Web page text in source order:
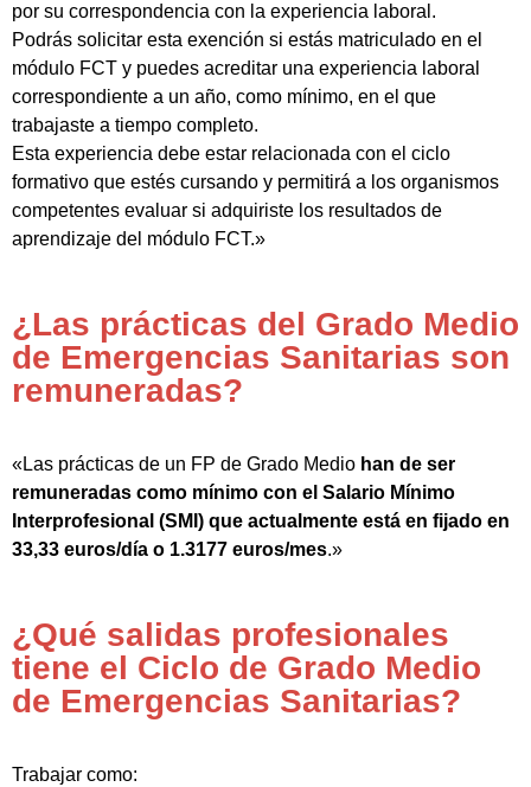
por su correspondencia con la experiencia laboral.
Podrás solicitar esta exención si estás matriculado en el
módulo FCT y puedes acreditar una experiencia laboral
correspondiente a un año, como mínimo, en el que
trabajaste a tiempo completo.
Esta experiencia debe estar relacionada con el ciclo
formativo que estés cursando y permitirá a los organismos
competentes evaluar si adquiriste los resultados de
aprendizaje del módulo FCT.»
¿Las prácticas del Grado Medio
de Emergencias Sanitarias son
remuneradas?
«Las prácticas de un FP de Grado Medio han de ser
remuneradas como mínimo con el Salario Mínimo
Interprofesional (SMI) que actualmente está en fijado en
33,33 euros/día o 1.3177 euros/mes.»
¿Qué salidas profesionales
tiene el Ciclo de Grado Medio
de Emergencias Sanitarias?
Trabajar como: